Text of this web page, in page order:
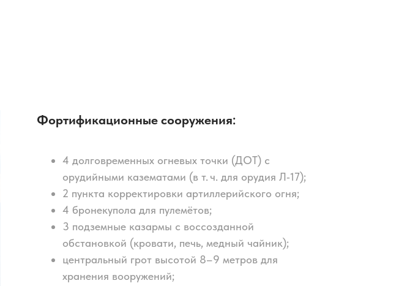
4 долговременных огневых точки (ДОТ) с
орудийными казематами (в т. ч. для орудия Л‑17);
2 пункта корректировки артиллерийского огня;
4 бронекупола для пулемётов;
3 подземные казармы с воссозданной
обстановкой (кровати, печь, медный чайник);
центральный грот высотой 8–9 метров для
хранения вооружений;
Фортификационные сооружения: